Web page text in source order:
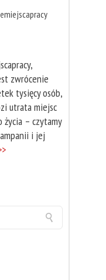
zwrócenie
tysięcy osób,
utrata miejsc
życia – czytamy
i jej